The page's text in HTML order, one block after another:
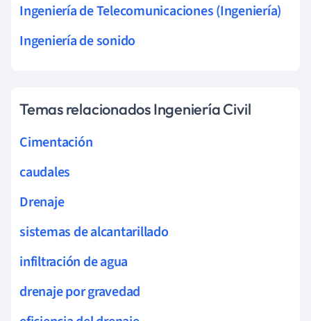
Ingeniería de Telecomunicaciones (Ingeniería)
Ingeniería de sonido
Temas relacionados Ingeniería Civil
Cimentación
caudales
Drenaje
sistemas de alcantarillado
infiltración de agua
drenaje por gravedad